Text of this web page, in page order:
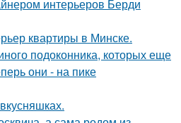
интерьеров Берди
квартиры в Минске.
подоконника, которых еще
они - на пике